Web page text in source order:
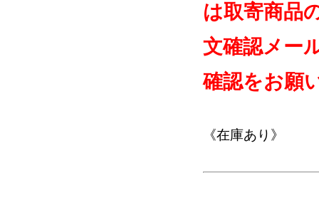
は取寄商品
文確認メー
確認をお願
《在庫あり》